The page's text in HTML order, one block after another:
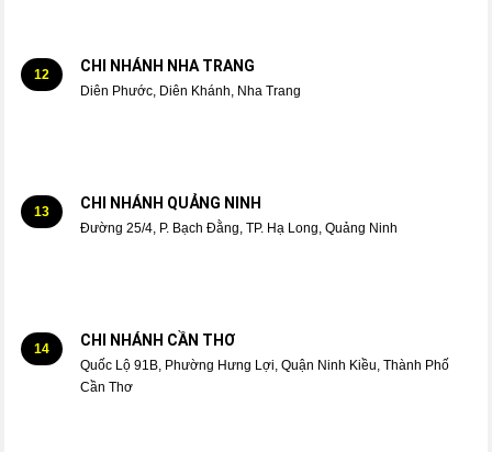
12 CHI NHÁNH NHA TRANG
Diên Phước, Diên Khánh, Nha Trang
13 CHI NHÁNH QUẢNG NINH
Đường 25/4, P. Bạch Đằng, TP. Hạ Long, Quảng Ninh
14 CHI NHÁNH CẦN THƠ
Quốc Lộ 91B, Phường Hưng Lợi, Quận Ninh Kiều, Thành Phố
Cần Thơ